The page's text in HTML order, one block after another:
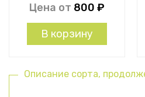
Описание сорта,
Цена от 800 ₽
В корзину